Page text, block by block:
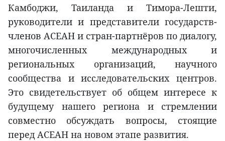
Камбоджи, Таиланда и Тимора-Лешти,
руководители и представители государств-
членов АСЕАН и стран-партнёров по диалогу,
многочисленных международных и
региональных организаций, научного
сообщества и исследовательских центров.
Это свидетельствует об общем интересе к
будущему нашего региона и стремлении
совместно обсуждать вопросы, стоящие
перед АСЕАН на новом этапе развития.